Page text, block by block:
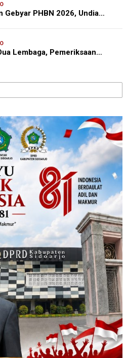
Gebyar PHBN 2026, Undia…
Lembaga, Pemeriksaan…